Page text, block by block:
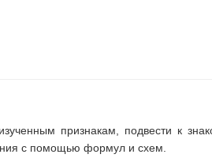
признакам, подвести к
с помощью формул и схем.